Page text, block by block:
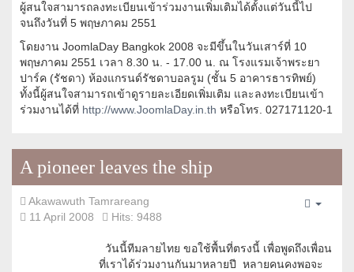
ผู้สนใจสามารถลงทะเบียนเข้าร่วมงานเพิ่มเติมได้ตั้งแต่วันนี้ไป
จนถึงวันที่ 5 พฤษภาคม 2551
โดยงาน JoomlaDay Bangkok 2008 จะมีขึ้นในวันเสาร์ที่ 10
พฤษภาคม 2551 เวลา 8.30 น. - 17.00 น. ณ โรงแรมเจ้าพระยา
ปาร์ค (รัชดา) ห้องแกรนด์รัชดาบอลรูม (ชั้น 5 อาคารธารทิพย์)
ทั้งนี้ผู้สนใจสามารถเข้าดูรายละเอียดเพิ่มเติม และลงทะเบียนเข้า
ร่วมงานได้ที่ http://www.JoomlaDay.in.th หรือโทร. 027171120-1
A pioneer leaves the ship
Akawawuth Tamrareang
11 April 2008
Hits: 9488
วันนี้ทีมลายไทย ขอใช้พื้นที่ตรงนี้ เพื่อพูดถึงเพื่อน
ที่เราได้ร่วมงานกันมาหลายปี หลายคนคงพอจะ